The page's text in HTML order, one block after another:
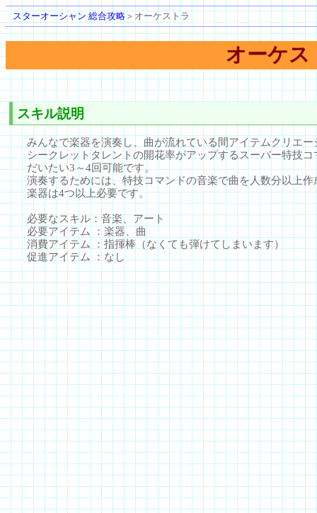
スターオーシャン 総合攻略 ＞オーケストラ
オーケス
スキル説明
みんなで楽器を演奏し、曲が流れている間アイテムクリエ
シークレットタレントの開花率がアップするスーパー特技コ
だいたい3～4回可能です。
演奏するためには、特技コマンドの音楽で曲を人数分以上
楽器は4つ以上必要です。
必要なスキル：音楽、アート
必要アイテム ：楽器、曲
消費アイテム ：指揮棒（なくても弾けてしまいます）
促進アイテム ：なし